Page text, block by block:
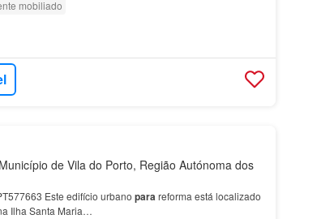
mobiliado
de Vila do Porto, Região Autónoma dos
Este edifício urbano parareforma está localizado
Ilha Santa Maria…